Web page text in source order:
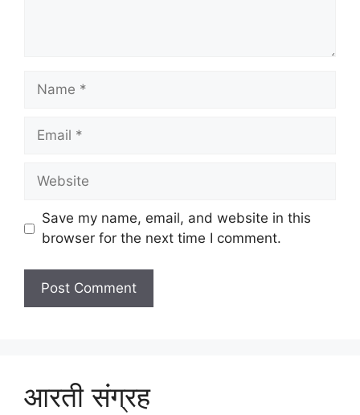
Name
Email
Website
Save my name, email, and website in this
browser for the next time I comment.
आरती संग्रह